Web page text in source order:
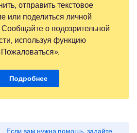
отправить текстовое
или поделиться личной
о подозрительной
используя функцию
Подробнее